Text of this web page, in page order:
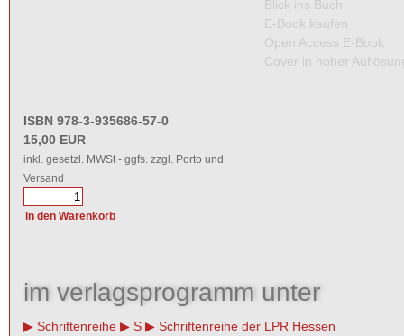
Blick ins Buch
E-Book kaufen
Open Access E-Book
Cover in hoher
ISBN 978-3-935686-57-0
15,00 EUR
inkl. gesetzl. MWSt - ggfs. zzgl. Porto und
Versand
im verlagsprogramm unter
Schriftenreihe S Schriftenreihe der LPR Hessen